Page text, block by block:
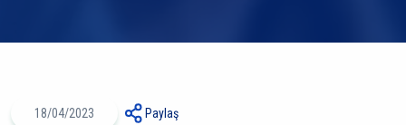
18/04/2023 Paylaş